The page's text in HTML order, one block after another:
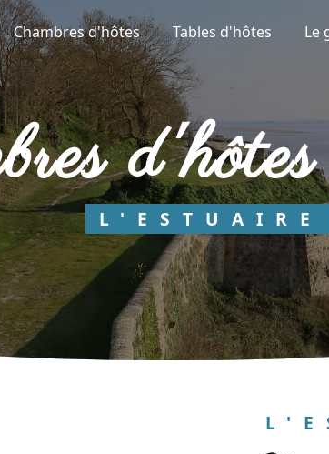
Chambres d'hôtes Tables d'hôtes Le
L'ESTUAIRE